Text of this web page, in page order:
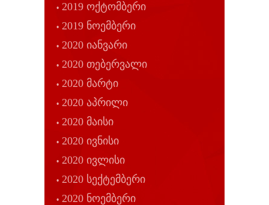
2019 ოქტომბერი
2019 ნოემბერი
2020 იანვარი
2020 თებერვალი
2020 მარტი
2020 აპრილი
2020 მაისი
2020 ივნისი
2020 ივლისი
2020 სექტემბერი
2020 ნოემბერი